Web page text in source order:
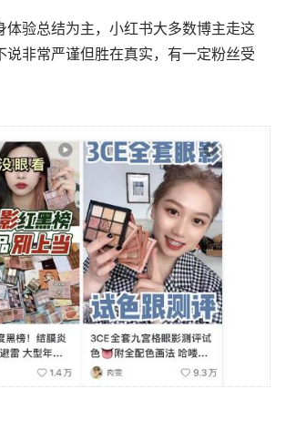
体验总结为主，小红书大多数博主走这
说非常严谨但胜在真实，有一定粉丝受